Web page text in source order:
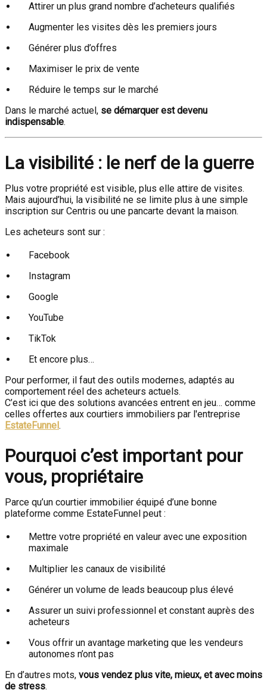
Attirer un plus grand nombre d’acheteurs qualifiés
Augmenter les visites dès les premiers jours
Générer plus d’offres
Maximiser le prix de vente
Réduire le temps sur le marché
Dans le marché actuel, se démarquer est devenu
indispensable.
La visibilité : le nerf de la guerre
Plus votre propriété est visible, plus elle attire de visites.
Mais aujourd’hui, la visibilité ne se limite plus à une simple
inscription sur Centris ou une pancarte devant la maison.
Les acheteurs sont sur :
Facebook
Instagram
Google
YouTube
TikTok
Et encore plus…
Pour performer, il faut des outils modernes, adaptés au
comportement réel des acheteurs actuels.
C’est ici que des solutions avancées entrent en jeu… comme
celles offertes aux courtiers immobiliers par l'entreprise
EstateFunnel .
Pourquoi c’est important pour
vous, propriétaire
Parce qu’un courtier immobilier équipé d’une bonne
plateforme comme EstateFunnel peut :
Mettre votre propriété en valeur avec une exposition
maximale
Multiplier les canaux de visibilité
Générer un volume de leads beaucoup plus élevé
Assurer un suivi professionnel et constant auprès des
acheteurs
Vous offrir un avantage marketing que les vendeurs
autonomes n’ont pas
En d’autres mots, vous vendez plus vite, mieux, et avec moins
de stress.